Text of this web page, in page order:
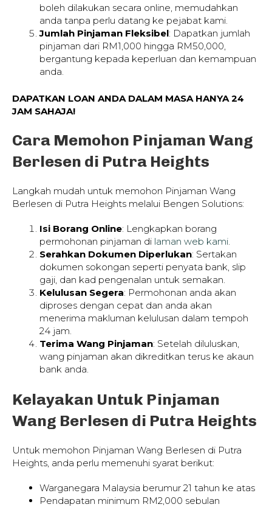
boleh dilakukan secara online, memudahkan
anda tanpa perlu datang ke pejabat kami.
Jumlah Pinjaman Fleksibel: Dapatkan jumlah
pinjaman dari RM1,000 hingga RM50,000,
bergantung kepada keperluan dan kemampuan
anda.
DAPATKAN LOAN ANDA DALAM MASA HANYA 24
JAM SAHAJA!
Cara Memohon Pinjaman Wang
Berlesen di Putra Heights
Langkah mudah untuk memohon Pinjaman Wang
Berlesen di Putra Heights melalui Bengen Solutions:
Isi Borang Online: Lengkapkan borang
permohonan pinjaman di laman web kami
Serahkan Dokumen Diperlukan: Sertakan
dokumen sokongan seperti penyata bank, slip
gaji, dan kad pengenalan untuk semakan.
Kelulusan Segera: Permohonan anda akan
diproses dengan cepat dan anda akan
menerima makluman kelulusan dalam tempoh
24 jam.
Terima Wang Pinjaman: Setelah diluluskan,
wang pinjaman akan dikreditkan terus ke akaun
bank anda.
Kelayakan Untuk Pinjaman
Wang Berlesen di Putra Heights
Untuk memohon Pinjaman Wang Berlesen di Putra
Heights, anda perlu memenuhi syarat berikut:
Warganegara Malaysia berumur 21 tahun ke atas
Pendapatan minimum RM2,000 sebulan